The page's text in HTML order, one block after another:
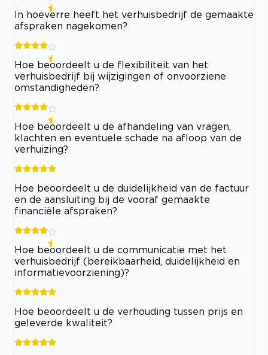
In hoeverre heeft het verhuisbedrijf de gemaakte
afspraken nagekomen?
Hoe beoordeelt u de flexibiliteit van het
verhuisbedrijf bij wijzigingen of onvoorziene
omstandigheden?
Hoe beoordeelt u de afhandeling van vragen,
klachten en eventuele schade na afloop van de
verhuizing?
Hoe beoordeelt u de duidelijkheid van de factuur
en de aansluiting bij de vooraf gemaakte
financiële afspraken?
Hoe beoordeelt u de communicatie met het
verhuisbedrijf (bereikbaarheid, duidelijkheid en
informatievoorziening)?
Hoe beoordeelt u de verhouding tussen prijs en
geleverde kwaliteit?